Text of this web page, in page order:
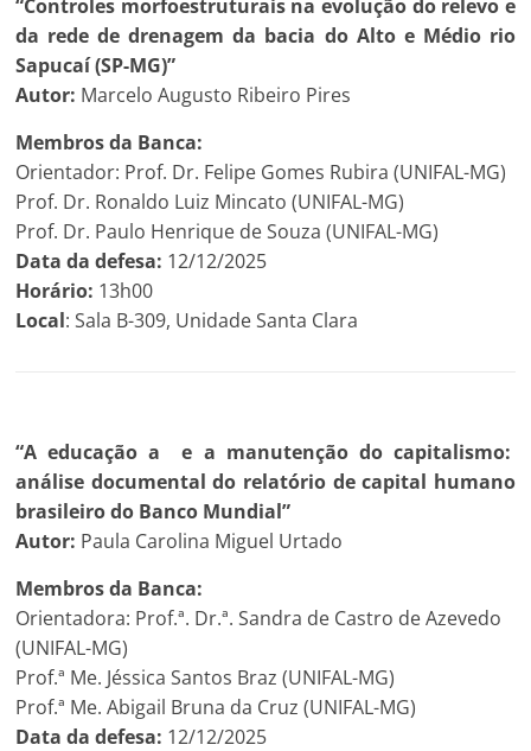
“Controles morfoestruturais na evolução do relevo e
da rede de drenagem da bacia do Alto e Médio rio
Sapucaí (SP-MG)”
Autor: Marcelo Augusto Ribeiro Pires
Membros da Banca:
Orientador: Prof. Dr. Felipe Gomes Rubira (UNIFAL-MG)
Prof. Dr. Ronaldo Luiz Mincato (UNIFAL-MG)
Prof. Dr. Paulo Henrique de Souza (UNIFAL-MG)
Data da defesa: 12/12/2025
Horário: 13h00
Local: Sala B-309, Unidade Santa Clara
“A educação a e a manutenção do capitalismo:
análise documental do relatório de capital humano
brasileiro do Banco Mundial”
Autor: Paula Carolina Miguel Urtado
Membros da Banca:
Orientadora: Prof.ª. Dr.ª. Sandra de Castro de Azevedo
(UNIFAL-MG)
Prof.ª Me. Jéssica Santos Braz (UNIFAL-MG)
Prof.ª Me. Abigail Bruna da Cruz (UNIFAL-MG)
Data da defesa: 12/12/2025